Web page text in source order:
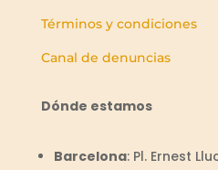
Términos y condiciones
Canal de denuncias
Dónde estamos
Barcelona: Pl. Ernest